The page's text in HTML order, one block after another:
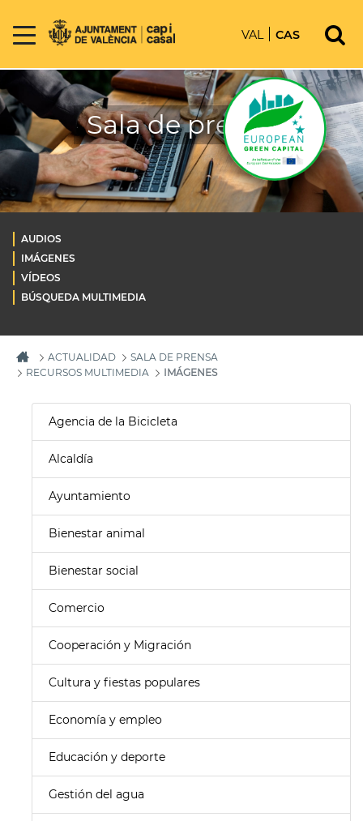
VAL CAS
Sala de prensa
AUDIOS
IMÁGENES
VÍDEOS
BÚSQUEDA MULTIMEDIA
ACTUALIDAD
SALA DE PRENSA
RECURSOS MULTIMEDIA
IMÁGENES
Agencia de la Bicicleta
Alcaldía
Ayuntamiento
Bienestar animal
Bienestar social
Comercio
Cooperación y Migración
Cultura y fiestas populares
Economía y empleo
Educación y deporte
Gestión del agua